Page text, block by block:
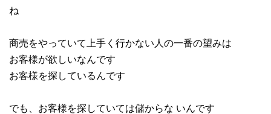
ね
商売をやっていて上手く行かない人の一番の望みは
お客様が欲しいなんです
お客様を探しているんです
でも、お客様を探していては儲からな いんです